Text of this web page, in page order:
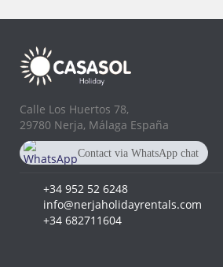
Calle Los Huertos 78,
29780 Nerja, Málaga España
Contact via WhatsApp chat
+34 952 52 6248
info@nerjaholidayrentals.com
+34 682711604